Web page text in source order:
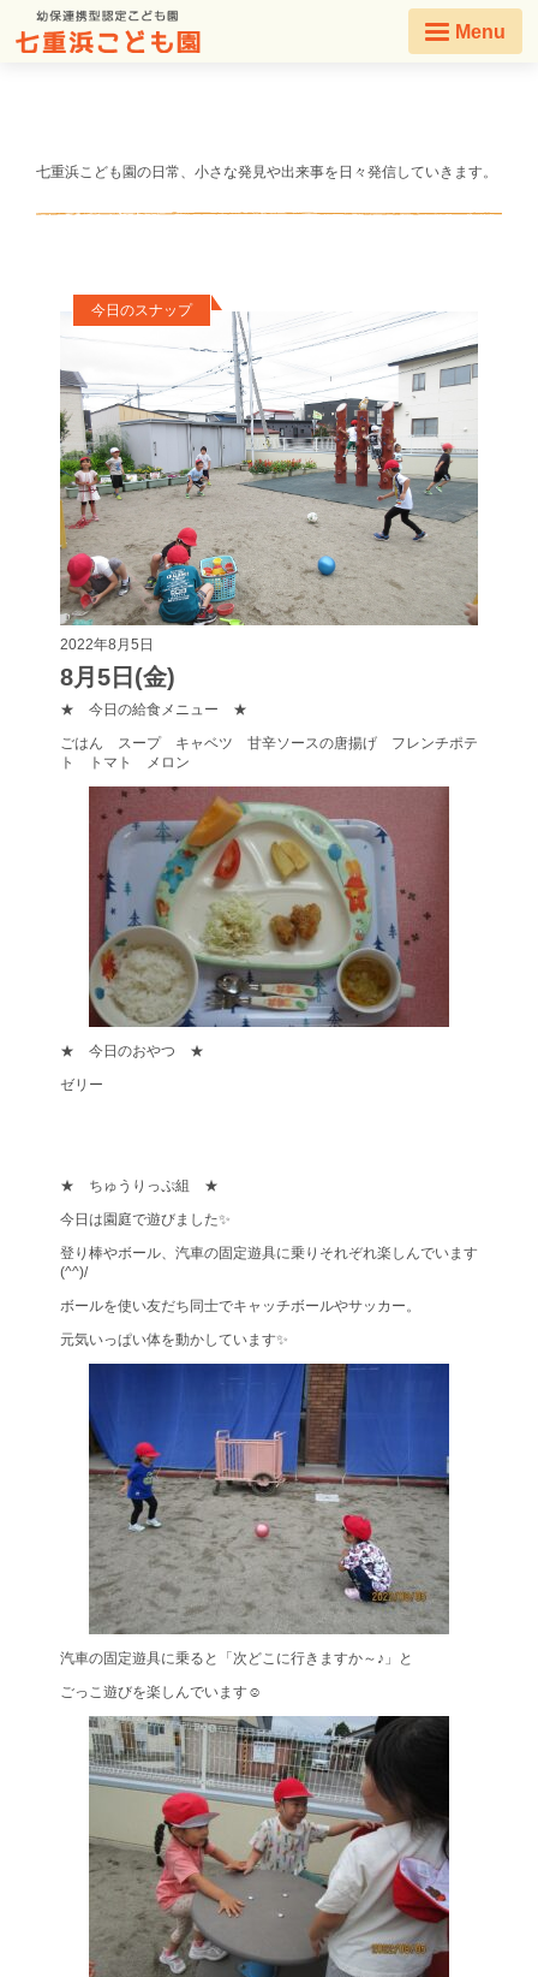
Menu
七重浜こども園の日常、小さな発見や出来事を日々発信していきます。
今日のスナップ
2022年8月5日
8月5日(金)
★ 今日の給食メニュー ★
ごはん スープ キャベツ 甘辛ソースの唐揚げ フレンチポテ
ト トマト メロン
★ 今日のおやつ ★
ゼリー
★ ちゅうりっぷ組 ★
今日は園庭で遊びました✨
登り棒やボール、汽車の固定遊具に乗りそれぞれ楽しんでいます
(^^)/
ボールを使い友だち同士でキャッチボールやサッカー。
元気いっぱい体を動かしています✨
汽車の固定遊具に乗ると「次どこに行きますか～♪」と
ごっこ遊びを楽しんでいます☺